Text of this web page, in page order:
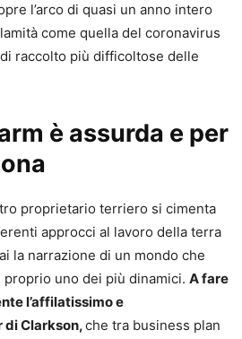
l’arco di quasi un anno intero
come quella del coronavirus
raccolto più difficoltose delle
è assurda e per
proprietario terriero si cimenta
approcci al lavoro della terra
la narrazione di un mondo che
proprio uno dei più dinamici. A fare
l’affilatissimo e
di Clarkson,che tra business plan